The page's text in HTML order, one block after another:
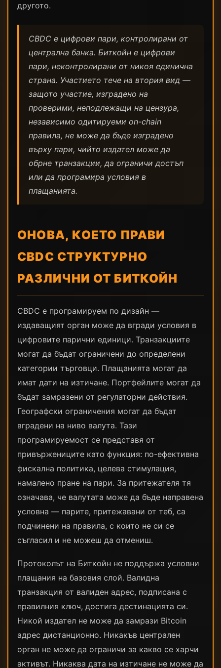
другото.
CBDC е цифрови пари, контролирани от
централна банка. Биткойн е цифрови
пари, неконтролирани от никоя единична
страна. Участието тече на втория вид —
защото участие, изградено на
проверими, неподлежащи на цензура,
независимо одитируеми on-chain
правила, не може да бъде изградено
върху пари, чийто издател може да
обрне транзакции, да ограничи достъп
или да програмира условия в
плащанията.
ОНОВА, КОЕТО ПРАВИ
CBDC СТРУКТУРНО
РАЗЛИЧНИ ОТ БИТКОЙН
CBDC е програмируем по дизайн —
издаващият орган може да вгради условия в
цифровите парични единици. Транзакциите
могат да бъдат ограничени до определени
категории търговци. Плащанията могат да
имат дати на изтичане. Портфейлите могат да
бъдат замразени от регулаторни действия.
Географски ограничения могат да бъдат
вградени на ниво валута. Тази
програмируемост се представя от
привържениците като функция: по-ефективна
фискална политика, целева стимулация,
намалено пране на пари. За притежателя тя
означава, че валутата може да бъде направена
условна — парите, притежавани от теб, са
подчинени на правила, с които не си се
съгласил и не можеш да отмениш.
Протоколът на Биткойн не поддържа условни
плащания на базовия слой. Валидна
транзакция от валиден адрес, подписана с
правилния ключ, достига дестинацията си.
Никой издател не може да замрази Bitcoin
адрес дистанционно. Никакъв централен
орган не може да ограничи за какво се харчи
активът. Никаква дата на изтичане не може да